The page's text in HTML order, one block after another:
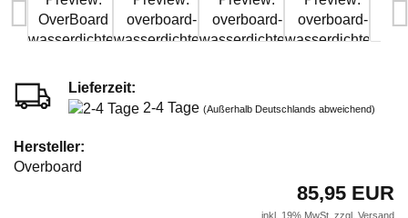
Lieferzeit:
2-4 Tage (Außerhalb Deutschlands abweichend)
Hersteller:
Overboard
85,95 EUR
inkl. 19% MwSt. zzgl. Versand